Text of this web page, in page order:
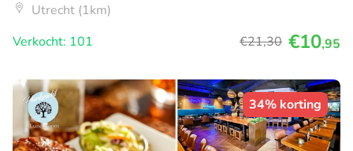
Utrecht (1km)
Verkocht: 101
€21,30 €10,95
34% korting